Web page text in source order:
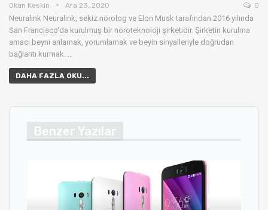
Okan Keskin Ara 23, 2020 0
Neuralink Neuralink, sekiz nörolog ve Elon Musk tarafından 2016 yılında
San Francisco'da kurulmuş bir nöroteknoloji şirketidir. Şirketin kurulma
amacı beyni anlamak, yorumlamak ve beyin sinyalleriyle doğrudan
bağlantı kurmak.
DAHA FAZLA OKU...
Benzer Yazılar